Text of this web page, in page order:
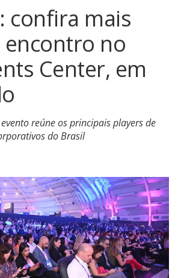
confira mais
no
Center, em
reúne os principais players de
do Brasil